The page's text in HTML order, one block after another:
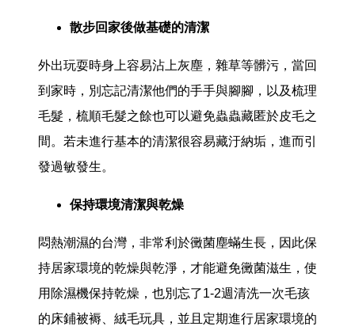
散步回家後做基礎的清潔
外出玩耍時身上容易沾上灰塵，雜草等髒污，當回
到家時，別忘記清潔他們的手手與腳腳，以及梳理
毛髮，梳順毛髮之餘也可以避免蟲蟲藏匿於皮毛之
間。若未進行基本的清潔很容易藏汙納垢，進而引
發過敏發生。
保持環境清潔與乾燥
悶熱潮濕的台灣，非常利於黴菌塵蟎生長，因此保
持居家環境的乾燥與乾淨，才能避免黴菌滋生，使
用除濕機保持乾燥，也別忘了1-2週清洗一次毛孩
的床鋪被褥、絨毛玩具，並且定期進行居家環境的